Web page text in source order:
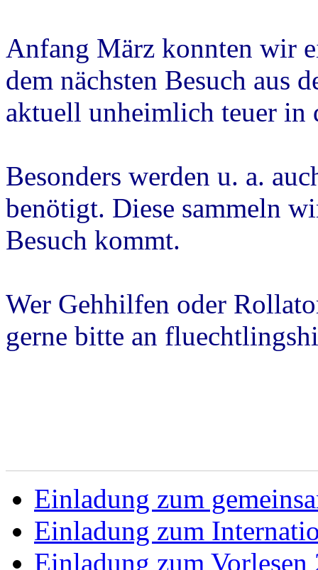
Anfang März konnten wir
dem nächsten Besuch aus
aktuell unheimlich teuer in
Besonders werden u. a.
benötigt. Diese sammeln
Besuch kommt.
Wer Gehhilfen oder
gerne bitte an
Einladung zum
Einladung zum
Einladung zum Vorlesen